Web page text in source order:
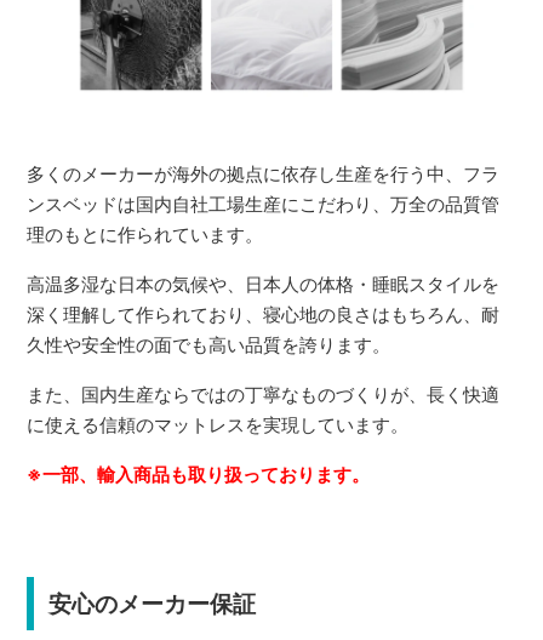
多くのメーカーが海外の拠点に依存し生産を行う中、フラ
ンスベッドは国内自社工場生産にこだわり、万全の品質管
理のもとに作られています。
高温多湿な日本の気候や、日本人の体格・睡眠スタイルを
深く理解して作られており、寝心地の良さはもちろん、耐
久性や安全性の面でも高い品質を誇ります。
また、国内生産ならではの丁寧なものづくりが、長く快適
に使える信頼のマットレスを実現しています。
※一部、輸入商品も取り扱っております。
安心のメーカー保証